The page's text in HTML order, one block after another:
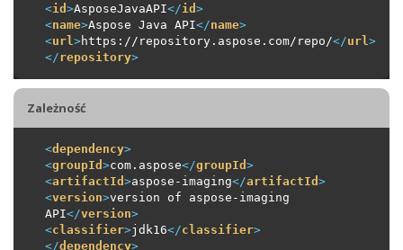
<id >AsposeJavaAPI</id >
<name>Aspose Java API</name>
<url >https://repository.aspose.com/repo/</url >
</repository>
Zależność
<dependency>
<groupId >com.aspose</groupId >
<artifactId >aspose-imaging</artifactId >
<version>version of aspose-imaging
API</version>
<classifier>jdk16</classifier>
</dependency>